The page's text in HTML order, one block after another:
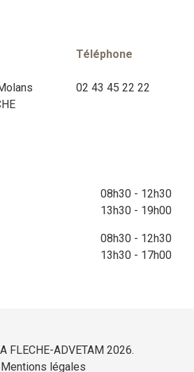
Téléphone
02 43 45 22 22
08h30 - 12h30
13h30 - 19h00
08h30 - 12h30
13h30 - 17h00
FLECHE-ADVETAM 2026.
Mentions légales